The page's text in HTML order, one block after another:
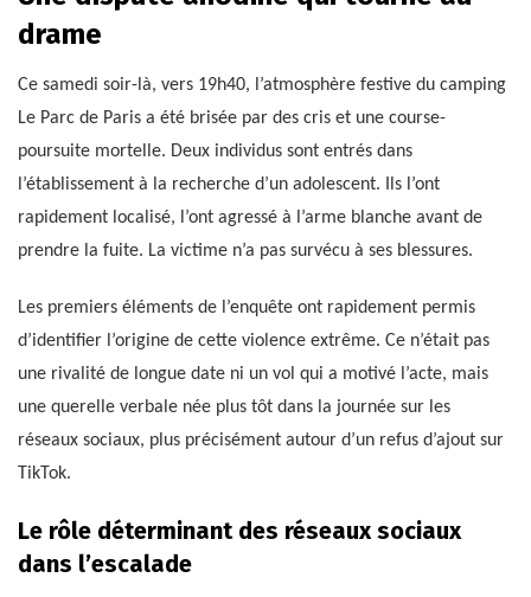
drame
Ce samedi soir-là, vers 19h40, l’atmosphère festive du camping
Le Parc de Paris a été brisée par des cris et une course-
poursuite mortelle. Deux individus sont entrés dans
l’établissement à la recherche d’un adolescent. Ils l’ont
rapidement localisé, l’ont agressé à l’arme blanche avant de
prendre la fuite. La victime n’a pas survécu à ses blessures.
Les premiers éléments de l’enquête ont rapidement permis
d’identifier l’origine de cette violence extrême. Ce n’était pas
une rivalité de longue date ni un vol qui a motivé l’acte, mais
une querelle verbale née plus tôt dans la journée sur les
réseaux sociaux, plus précisément autour d’un refus d’ajout sur
TikTok.
Le rôle déterminant des réseaux sociaux
dans l’escalade